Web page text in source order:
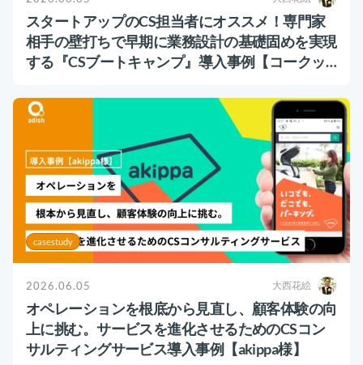
スタートアップのCS担当者にオススメ！専門家
相手の壁打ちで早期に業務設計の基礎固めを実現
する『CSブートキャンプ』導入事例【コークッ
casestudy
2026.06.05 大西花絵
オペレーションを根底から見直し、顧客体験の向
上に挑む。サービスを進化させるためのCSコン
サルティングサービス導入事例【akippa様】